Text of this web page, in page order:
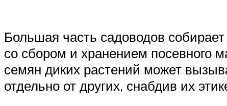
Большая часть садоводов
со сбором и хранением посевного
семян диких растений может
отдельно от других, снабдив их